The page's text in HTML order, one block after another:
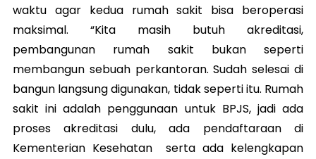
waktu agar kedua rumah sakit bisa beroperasi
maksimal. “Kita masih butuh akreditasi,
pembangunan rumah sakit bukan seperti
membangun sebuah perkantoran. Sudah selesai di
bangun langsung digunakan, tidak seperti itu. Rumah
sakit ini adalah penggunaan untuk BPJS, jadi ada
proses akreditasi dulu, ada pendaftaraan di
Kementerian Kesehatan serta ada kelengkapan